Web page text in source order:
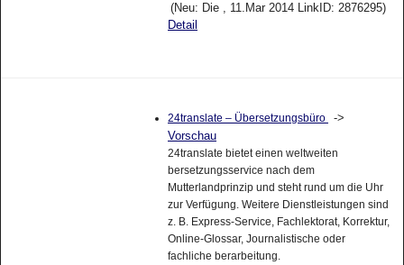
(Neu: Die , 11.Mar 2014 LinkID: 2876295)
Detail
24translate – Übersetzungsbüro
->
Vorschau
24translate bietet einen weltweiten
bersetzungsservice nach dem
Mutterlandprinzip und steht rund um die Uhr
zur Verfügung. Weitere Dienstleistungen sind
z. B. Express-Service, Fachlektorat, Korrektur,
Online-Glossar, Journalistische oder
fachliche berarbeitung.